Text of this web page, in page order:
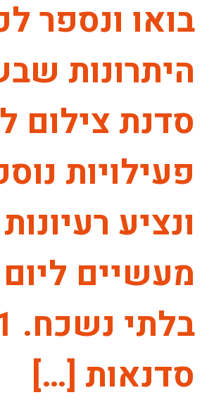
בואו ונספר
היתרונות
סדנת צילום
פעילויות
ונציע רעיונות
מעשיים
סדנאות […]